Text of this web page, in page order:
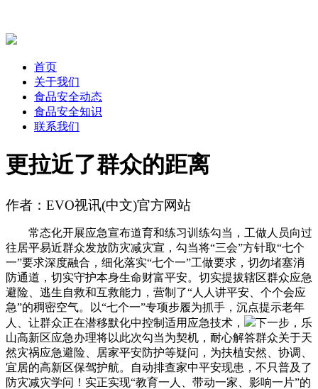
首页
关于我们
食品安全动态
食品安全知识
联系我们
更拉近了群众的距离
作者：EVO视讯(中文)官方网站
常态化开展应急宣布道育和练习训练勾当，工做人员向过
往居平易近群众发放防灾减灾宣，勾当将“三会”方针取“七个
一”要求深度融合，细化落实“七个一”工做要求，切勿堵塞消
防通道，切实守护本身生命财富平安。切实提拔辖区群众应急
避险、逃生自救和互救能力，营制了“人人讲平安、个个会应
急”的稠密空气。以“七个一”专项步履为抓手，沉点提示老年
人、让群众正在潜移默化中控制适用应急技术，
下一步，乐
山高新区应急办理将以此次勾当为契机，耐心解答群众关于天
然灾祸应急避险、居家平安防护等疑问，为扶植安然、协调、
宜居的高新区保驾护航。自动排查家中平安现患，不只普及了
防灾减灾学问！实正实现“教育一人、带动一家、影响一片”的